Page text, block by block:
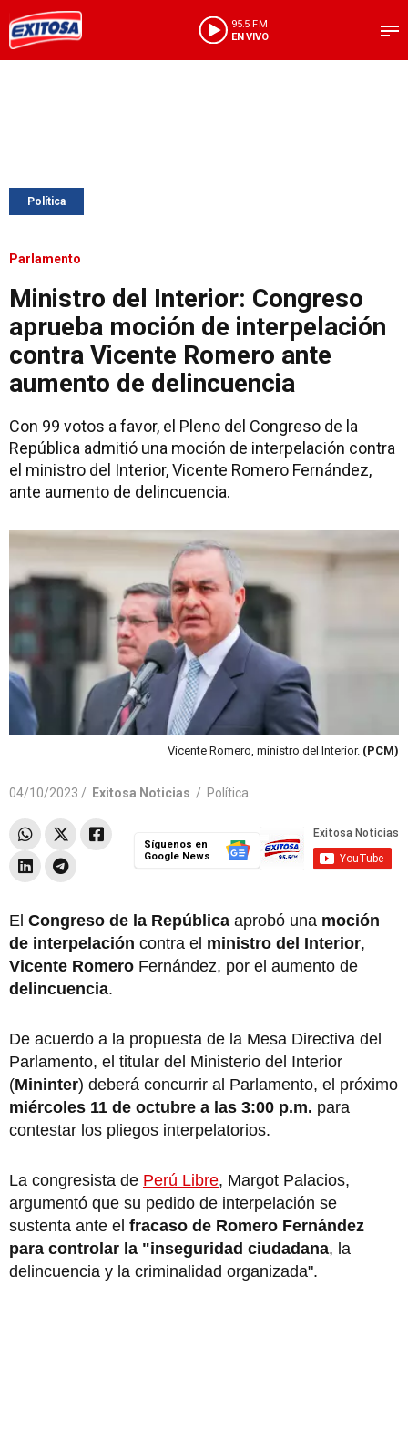
95.5 FM
EN VIVO
Política
Parlamento
Ministro del Interior: Congreso
aprueba moción de interpelación
contra Vicente Romero ante
aumento de delincuencia
Con 99 votos a favor, el Pleno del Congreso de la
República admitió una moción de interpelación contra
el ministro del Interior, Vicente Romero Fernández,
ante aumento de delincuencia.
Vicente Romero, ministro del Interior. (PCM)
04/10/2023 / Exitosa Noticias / Política
Síguenos en
Google News
El Congreso de la República aprobó una moción
de interpelación contra el ministro del Interior,
Vicente Romero Fernández, por el aumento de
delincuencia.
De acuerdo a la propuesta de la Mesa Directiva del
Parlamento, el titular del Ministerio del Interior
(Mininter) deberá concurrir al Parlamento, el próximo
miércoles 11 de octubre a las 3:00 p.m. para
contestar los pliegos interpelatorios.
La congresista de Perú Libre, Margot Palacios,
argumentó que su pedido de interpelación se
sustenta ante el fracaso de Romero Fernández
para controlar la "inseguridad ciudadana, la
delincuencia y la criminalidad organizada".